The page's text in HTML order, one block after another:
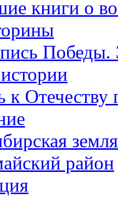
книги о
Победы.
Отечеству
земля
район